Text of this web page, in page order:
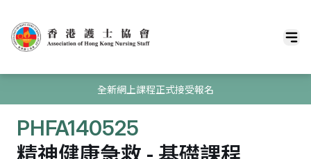
全新網上課程正式接受報名
PHFA140525